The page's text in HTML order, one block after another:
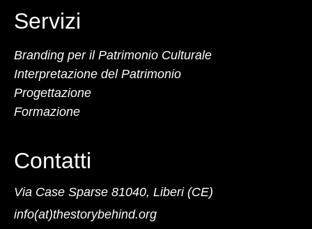
Servizi
Branding per il Patrimonio Culturale
Interpretazione del Patrimonio
Progettazione
Formazione
Contatti
Via Case Sparse 81040, Liberi (CE)
info(at)thestorybehind.org